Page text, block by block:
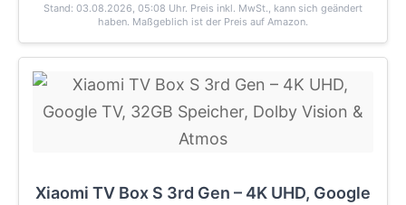
Stand: 03.08.2026, 05:08 Uhr. Preis inkl. MwSt., kann sich geändert
haben. Maßgeblich ist der Preis auf Amazon.
Xiaomi TV Box S 3rd Gen – 4K UHD, Google